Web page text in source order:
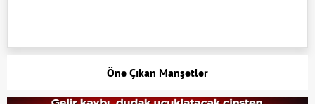
Öne Çıkan Manşetler